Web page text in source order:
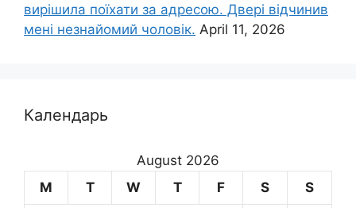
вирішила поїхати за адресою. Двері відчинив
мені незнайомий чоловік. April 11, 2026
Календарь
August 2026
M
T W T F S S